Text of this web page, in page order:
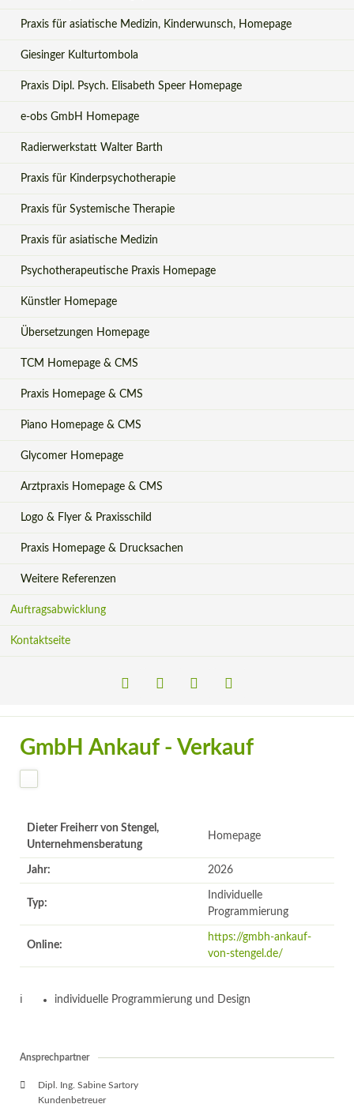
Praxis für asiatische Medizin, Kinderwunsch, Homepage
Giesinger Kulturtombola
Praxis Dipl. Psych. Elisabeth Speer Homepage
e-obs GmbH Homepage
Radierwerkstatt Walter Barth
Praxis für Kinderpsychotherapie
Praxis für Systemische Therapie
Praxis für asiatische Medizin
Psychotherapeutische Praxis Homepage
Künstler Homepage
Übersetzungen Homepage
TCM Homepage & CMS
Praxis Homepage & CMS
Piano Homepage & CMS
Glycomer Homepage
Arztpraxis Homepage & CMS
Logo & Flyer & Praxisschild
Praxis Homepage & Drucksachen
Weitere Referenzen
Auftragsabwicklung
Kontaktseite
LinkedIn Xing FacebookInstagram
GmbH Ankauf - Verkauf
Dieter Freiherr von Stengel,
Unternehmensberatung
Homepage
Jahr: 2026
Typ:
Individuelle
Programmierung
Online:
https://gmbh-ankauf-
von-stengel.de/
individuelle Programmierung und Design
Ansprechpartner
Dipl. Ing. Sabine Sartory
Kundenbetreuer